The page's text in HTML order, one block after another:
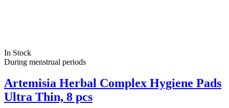
In Stock
During menstrual periods
Artemisia Herbal Complex Hygiene Pads
Ultra Thin, 8 pcs